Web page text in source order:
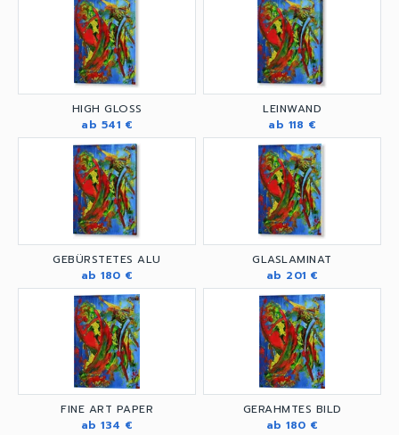
HIGH GLOSS
ab 541 €
LEINWAND
ab 118 €
GEBÜRSTETES ALU
ab 180 €
GLASLAMINAT
ab 201 €
FINE ART PAPER
ab 134 €
GERAHMTES BILD
ab 180 €